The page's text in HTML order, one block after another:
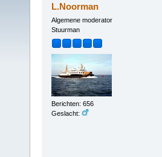
L.Noorman
Algemene moderator
Stuurman
Berichten: 656
Geslacht: